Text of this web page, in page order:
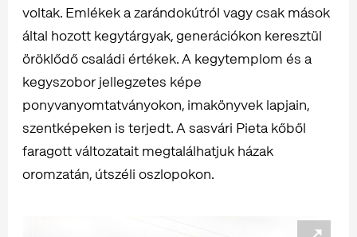
voltak. Emlékek a zarándokútról vagy csak mások
által hozott kegytárgyak, generációkon keresztül
öröklődő családi értékek. A kegytemplom és a
kegyszobor jellegzetes képe
ponyvanyomtatványokon, imakönyvek lapjain,
szentképeken is terjedt. A sasvári Pieta kőből
faragott változatait megtalálhatjuk házak
oromzatán, útszéli oszlopokon.